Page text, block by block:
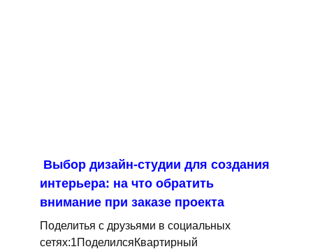
Выбор дизайн-студии для создания
интерьера: на что обратить
внимание при заказе проекта
Поделитья с друзьями в социальных
сетях:1ПоделилсяКвартирный